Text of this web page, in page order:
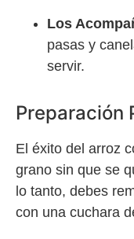
Los
pasas y
servir.
Preparación
El éxito del arroz
grano sin que se
lo tanto, debes
con una cuchara